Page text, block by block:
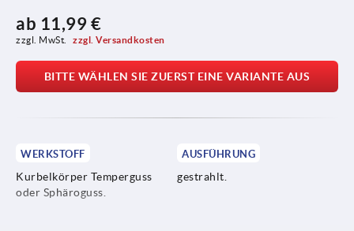
ab 11,99 €
zzgl. MwSt. zzgl. Versandkosten
BITTE WÄHLEN SIE ZUERST EINE VARIANTE AUS
WERKSTOFF
Kurbelkörper Temperguss
oder Sphäroguss.
AUSFÜHRUNG
gestrahlt.